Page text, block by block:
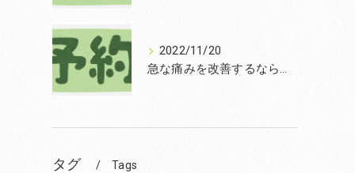
2022/11/20
急な痛みを改善するなら和泉市の土日診療の笑福整骨院【2022年11月20日の予約状況】
タグ Tags